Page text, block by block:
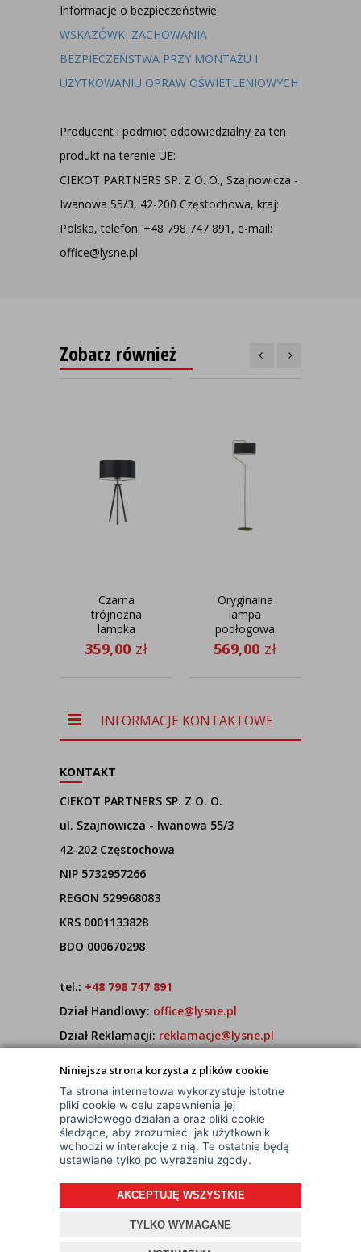
Niniejsza strona korzysta z plików cookie
Ta strona internetowa wykorzystuje istotne
pliki cookie w celu zapewnienia jej
prawidłowego działania oraz pliki cookie
śledzące, aby zrozumieć, jak użytkownik
wchodzi w interakcje z nią. Te ostatnie będą
ustawiane tylko po wyrażeniu zgody.
AKCEPTUJĘ WSZYSTKIE
TYLKO WYMAGANE
Informacje o bezpieczeństwie:
WSKAZÓWKI ZACHOWANIA
BEZPIECZEŃSTWA PRZY MONTAŻU I
UŻYTKOWANIU OPRAW OŚWIETLENIOWYCH
Producent i podmiot odpowiedzialny za ten
produkt na terenie UE:
CIEKOT PARTNERS SP. Z O. O., Szajnowicza -
Iwanowa 55/3, 42-200 Częstochowa, kraj:
Polska, telefon: +48 798 747 891, e-mail:
office@lysne.pl
Zobacz również
Czarna
trójnożna
lampka
nocna ALTA
w stylu
359,00 zł
Oryginalna
lampa
podłogowa
LED w stylu
glamour
569,00 zł
INFORMACJE KONTAKTOWE
KONTAKT
CIEKOT PARTNERS SP. Z O. O.
ul. Szajnowicza - Iwanowa 55/3
42-202 Częstochowa
NIP 5732957266
REGON 529968083
KRS 0001133828
BDO 000670298
tel.: +48 798 747 891
Dział Handlowy: office@lysne.pl
Dział Reklamacji: reklamacje@lysne.pl
7:00 - 15:00
© Wszelkie Prawa Zastrzeżone
Projekt i oprogramowanie sklepu: